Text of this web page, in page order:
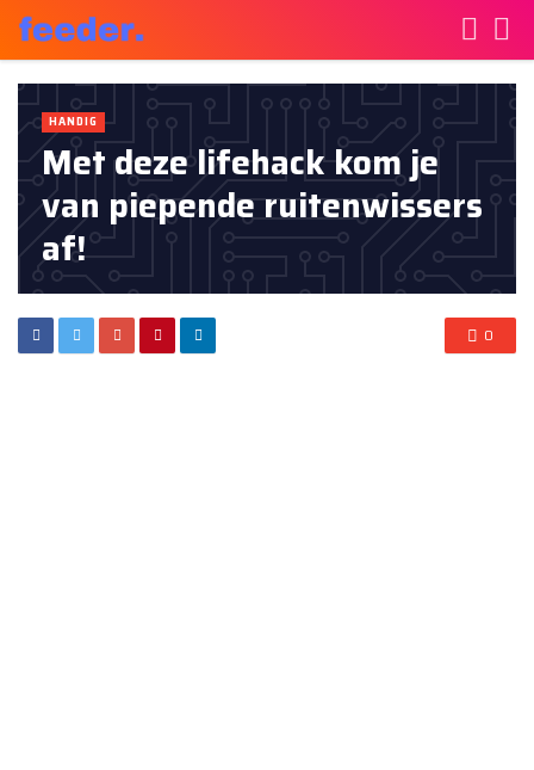
HANDIG
Met deze lifehack kom je
van piepende ruitenwissers
af!
0